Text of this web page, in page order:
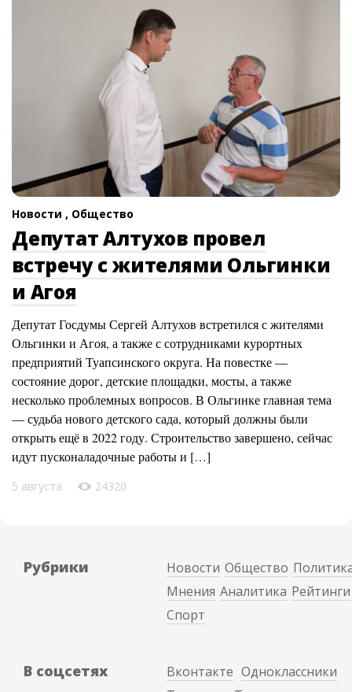
Новости , Общество
Депутат Алтухов провел
встречу с жителями Ольгинки
и Агоя
Депутат Госдумы Сергей Алтухов встретился с жителями
Ольгинки и Агоя, а также с сотрудниками курортных
предприятий Туапсинского округа. На повестке —
состояние дорог, детские площадки, мосты, а также
несколько проблемных вопросов. В Ольгинке главная тема
— судьба нового детского сада, который должны были
открыть ещё в 2022 году. Строительство завершено, сейчас
идут пусконаладочные работы и […]
5 августа 24320
Рубрики Новости Общество
Мнения Аналитика Рейтинги
Спорт
В соцсетях Вконтакте Одноклассники